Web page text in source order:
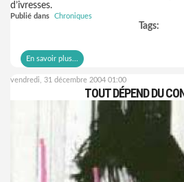
d’ivresses.
Publié dans Chroniques
Tags:
En savoir plus...
vendredi, 31 décembre 2004 01:00
TOUT DÉPEND DU